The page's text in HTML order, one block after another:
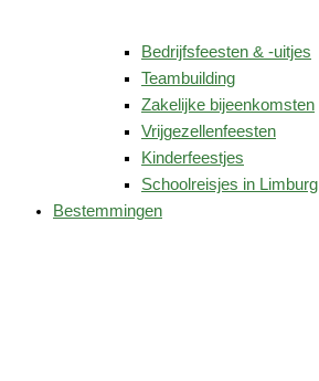
Bedrijfsfeesten & -uitjes
Teambuilding
Zakelijke bijeenkomsten
Vrijgezellenfeesten
Kinderfeestjes
Schoolreisjes in Limburg
Bestemmingen